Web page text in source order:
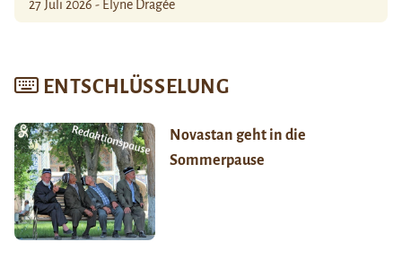
27 Juli 2026 - Élyne Dragée
ENTSCHLÜSSELUNG
Novastan geht in die
Sommerpause